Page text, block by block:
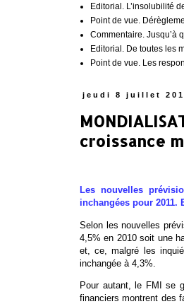
Editorial. L’insolubilité
Point de vue.
Commentaire. Jusqu’à
Editorial. De toutes les
Point de vue. Les
jeudi 8 juillet
croissance
Les nouvelles
inchangées pour 2011.
Selon les nouvelles
4,5% en 2010 soit une
et, ce, malgré les
inchangée à 4,3%.
Pour autant, le FMI se
financiers montrent des